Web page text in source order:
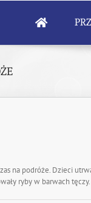
na podróże. Dzieci
ryby w barwach tęczy.